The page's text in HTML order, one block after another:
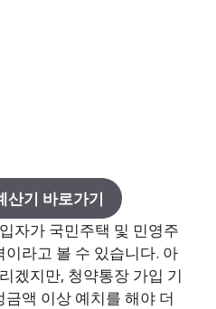
산기 바로가기
자가 국민주택 및 민영주
라고 볼 수 있습니다. 아
겠지만, 청약통장 가입 기
액 이상 예치를 해야 더